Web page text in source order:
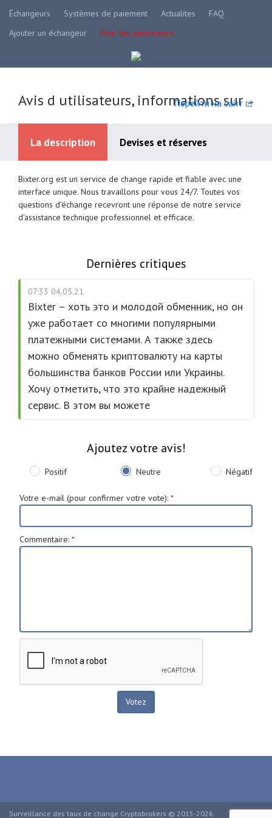
Échangeurs Systèmes de paiement Actualites
FAQ
Ajouter un échangeur
Pour les annonceurs
Перейти на сайт
Avis d utilisateurs, informations sur
La description Devises et réserves
Systèmes de paiement disponibles
Bixter.org est un service de change rapide et fiable avec une
interface unique. Nous travaillons pour vous 24/7. Toutes vos
questions d'échange recevront une réponse de notre service
d'assistance technique professionnel et efficace.
Dernières critiques
07:33 04.05.21
Bixter – хоть это и молодой обменник, но он
уже работает со многими популярными
платежными системами. А также здесь
можно обменять криптовалюту на карты
большинства банков России или Украины.
Хочу отметить, что это крайне надежный
сервис. В этом вы можете
Ajoutez votre avis!
Positif Neutre Négatif
Votre e-mail (pour confirmer votre vote): *
Commentaire: *
Surveillance des taux de change Cryptobrokers © 2015-2026.